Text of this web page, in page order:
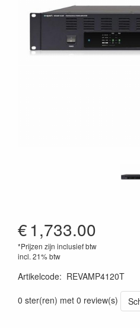
€1,733.00
*Prijzen zijn inclusief btw
incl. 21% btw
Artikelcode: REVAMP4120T
0 ster(ren) met 0 review(s)